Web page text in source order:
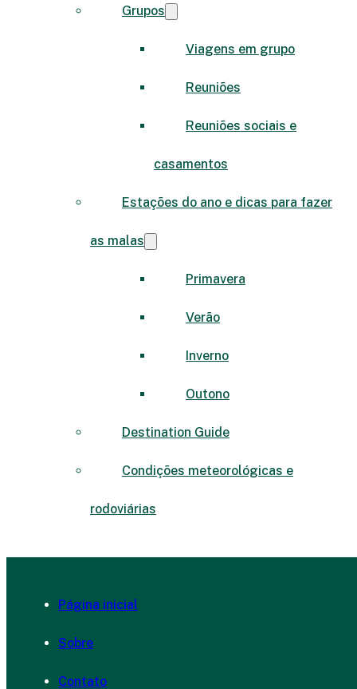
Grupos
Viagens em grupo
Reuniões
Reuniões sociais e
casamentos
Estações do ano e dicas para fazer
as malas
Primavera
Verão
Inverno
Outono
Destination Guide
Condições meteorológicas e
rodoviárias
Página inicial
Sobre
Contato